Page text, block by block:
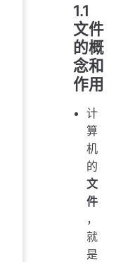
1.1
文件
的概
念和
作用
计
算
机
的
文
件
，
就
是